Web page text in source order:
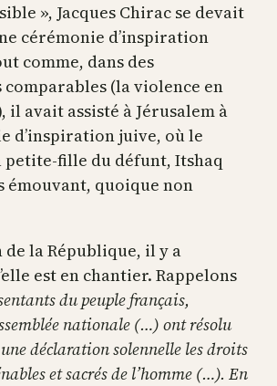
», Jacques Chirac se devait
cérémonie d’inspiration
comme, dans des
comparables (la violence en
il avait assisté à Jérusalem à
d’inspiration juive, où le
petite-fille du défunt, Itshaq
émouvant, quoique non
la République, il y a
est en chantier. Rappelons
du peuple français,
nationale (…) ont résolu
une déclaration solennelle les droits
et sacrés de l’homme (…). En